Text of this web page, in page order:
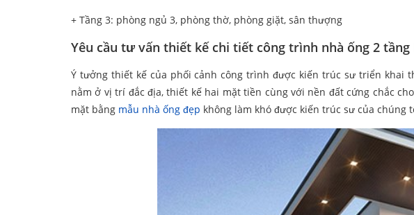
+ Tầng 3: phòng ngủ 3, phòng thờ, phòng giặt, sân thượng
Yêu cầu tư vấn thiết kế chi tiết công trình nhà ống 2
Ý tưởng thiết kế của phối cảnh công trình được kiến trúc sư triển khai
nằm ở vị trí đắc địa, thiết kế hai mặt tiền cùng với nền đất cứng chắc
mặt bằng mẫu nhà ống đẹp không làm khó được kiến trúc sư của chúng